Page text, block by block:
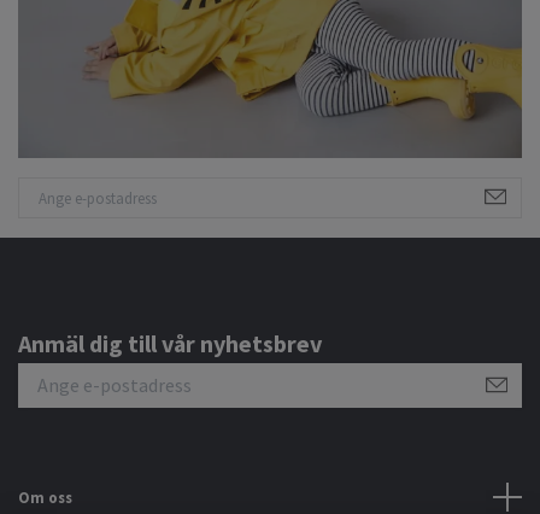
Anmäl dig till vår nyhetsbrev
Om oss